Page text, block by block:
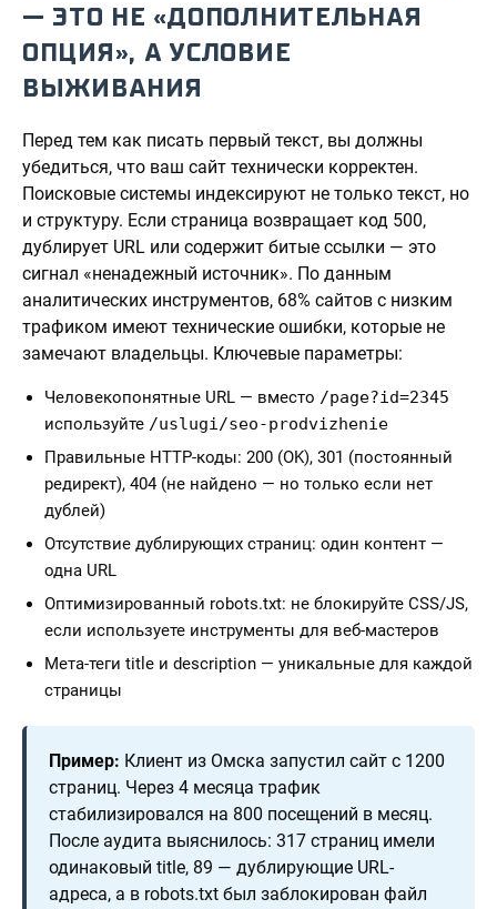
— ЭТО НЕ «ДОПОЛНИТЕЛЬНАЯ
ОПЦИЯ», А УСЛОВИЕ
ВЫЖИВАНИЯ
Перед тем как писать первый текст, вы должны
убедиться, что ваш сайт технически корректен.
Поисковые системы индексируют не только текст, но
и структуру. Если страница возвращает код 500,
дублирует URL или содержит битые ссылки — это
сигнал «ненадежный источник». По данным
аналитических инструментов, 68% сайтов с низким
трафиком имеют технические ошибки, которые не
замечают владельцы. Ключевые параметры:
Человекопонятные URL — вместо /page?id=2345
используйте /uslugi/seo-prodvizhenie
Правильные HTTP-коды: 200 (OK), 301 (постоянный
редирект), 404 (не найдено — но только если нет
дублей)
Отсутствие дублирующих страниц: один контент —
одна URL
Оптимизированный robots.txt: не блокируйте CSS/JS,
если используете инструменты для веб-мастеров
Мета-теги title и description — уникальные для каждой
страницы
Пример: Клиент из Омска запустил сайт с 1200
страниц. Через 4 месяца трафик
стабилизировался на 800 посещений в месяц.
После аудита выяснилось: 317 страниц имели
одинаковый title, 89 — дублирующие URL-
адреса, а в robots.txt был заблокирован файл